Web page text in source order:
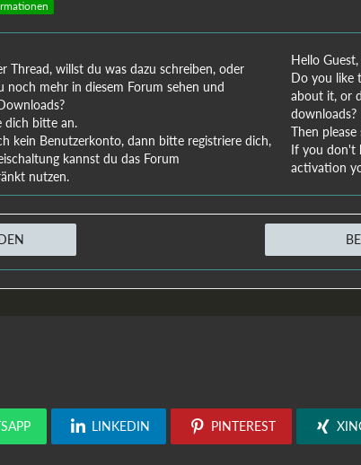
Thread, willst du was dazu schreiben, oder
noch mehr in diesem Forum sehen und
dich bitte an.
kein Benutzerkonto, dann bitte registriere dich,
kannst du das Forum
nutzen.
Hello Guest,
Do you like
about it, or
downloads?
Then please
If you don't
activation
LINKEDIN PINTEREST